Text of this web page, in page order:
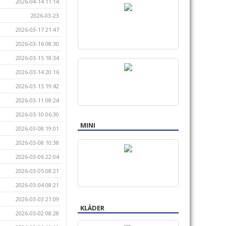
2026-03-23
2026-03-17 21:47
2026-03-16 08:30
2026-03-15 18:34
2026-03-14 20:16
2026-03-13 19:42
2026-03-11 08:24
2026-03-10 06:30
2026-03-08 19:01
2026-03-08 10:38
2026-03-06 22:04
2026-03-05 08:21
2026-03-04 08:21
2026-03-03 21:09
2026-03-02 08:28
MINI
KLÄDER